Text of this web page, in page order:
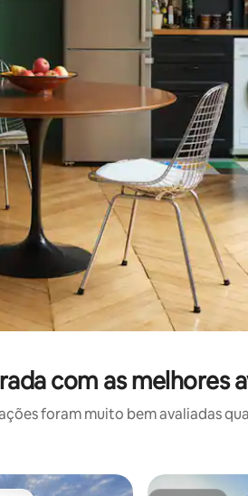
as seta para cima e para baixo do
com as melhores
foram muito bem avaliadas